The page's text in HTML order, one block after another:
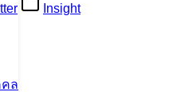
ล
Insight